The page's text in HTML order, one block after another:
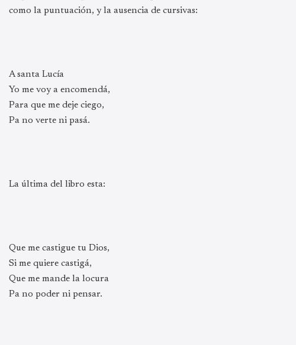
como la puntuación, y la ausencia de cursivas:
A santa Lucía
Yo me voy a encomendá,
Para que me deje ciego,
Pa no verte ni pasá.
La última del libro esta:
Que me castigue tu Dios,
Si me quiere castigá,
Que me mande la locura
Pa no poder ni pensar.